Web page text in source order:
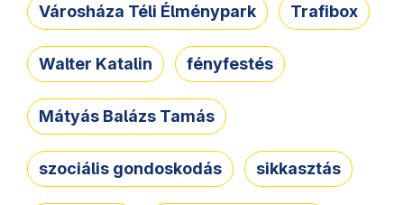
Városháza Téli Élménypark Trafibox
Walter Katalin fényfestés
Mátyás Balázs Tamás
szociális gondoskodás sikkasztás